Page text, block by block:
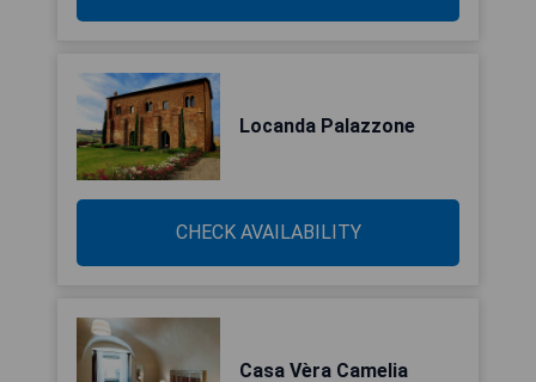
Locanda Palazzone
CHECK AVAILABILITY
Casa Vèra Camelia